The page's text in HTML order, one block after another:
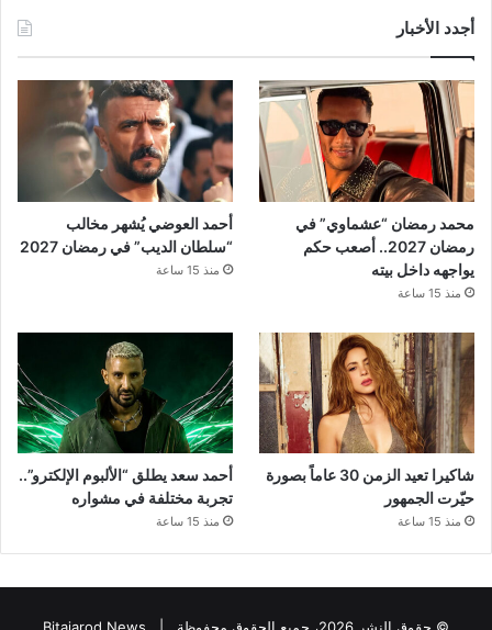
أجدد الأخبار
محمد رمضان “عشماوي” في
رمضان 2027.. أصعب حكم
يواجهه داخل بيته
منذ 15 ساعة
أحمد العوضي يُشهر مخالب
“سلطان الديب” في رمضان 2027
منذ 15 ساعة
شاكيرا تعيد الزمن 30 عاماً بصورة
حيّرت الجمهور
منذ 15 ساعة
أحمد سعد يطلق “الألبوم الإلكترو”..
تجربة مختلفة في مشواره
منذ 15 ساعة